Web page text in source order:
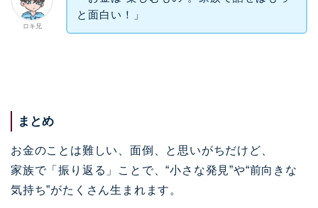
ロキ兄
と面白い！」
まとめ
お金のことは難しい、面倒、と思いがちだけど、
家族で「振り返る」ことで、“小さな発見”や“前向きな
気持ち”がたくさん生まれます。